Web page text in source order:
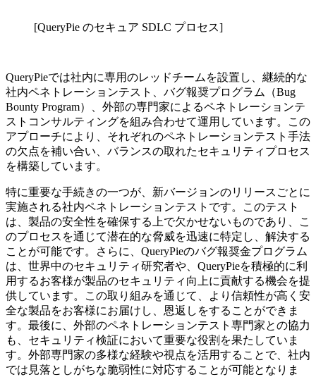
[QueryPie のセキュア SDLC プロセス]
QueryPieでは社内に専用のレッドチームを設置し、継続的な
社内ペネトレーションテスト、バグ報奨プログラム（Bug
Bounty Program）、外部の専門家によるペネトレーションテ
ストコンサルティングを組み合わせて運用しています。この
アプローチにより、それぞれのペネトレーションテスト手法
の欠点を補い合い、バランスの取れたセキュリティプロセス
を構築しています。
特に重要な手続きの一つが、新バージョンのリリースごとに
実施される社内ペネトレーションテストです。このテスト
は、製品の安全性を確保する上で欠かせないものであり、こ
のプロセスを通じて潜在的な脅威を迅速に特定し、解決する
ことが可能です。さらに、QueryPieのバグ報奨金プログラム
は、世界中のセキュリティ研究者や、QueryPieを積極的に利
用するお客様が製品のセキュリティ向上に貢献する機会を提
供しています。この取り組みを通じて、より信頼性が高く安
全な製品をお客様にお届けし、恩返しをすることができま
す。最後に、外部のペネトレーションテスト専門家との協力
も、セキュリティ検証において重要な役割を果たしていま
す。外部専門家の多様な経験や視点を活用することで、社内
では見落としがちな脆弱性に対応することが可能となりま